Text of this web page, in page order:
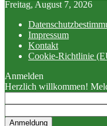
Freitag, August 7, 2026
Impressum
Kontakt
Cookie-Richtlinie
Anmelden
Herzlich willkommen!